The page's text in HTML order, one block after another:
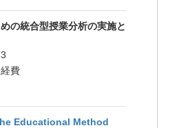
の統合型授業分析の実施と
費
Educational Method